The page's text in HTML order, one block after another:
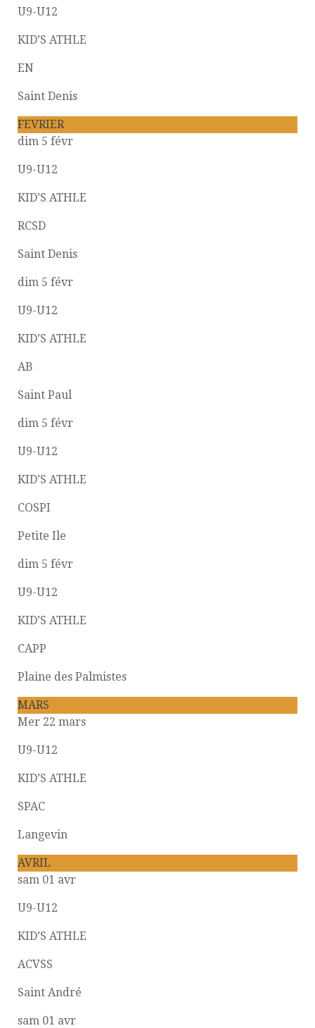
U9-U12
KID’S ATHLE
EN
Saint Denis
FEVRIER
dim 5 févr
U9-U12
KID’S ATHLE
RCSD
Saint Denis
dim 5 févr
U9-U12
KID’S ATHLE
AB
Saint Paul
dim 5 févr
U9-U12
KID’S ATHLE
COSPI
Petite Ile
dim 5 févr
U9-U12
KID’S ATHLE
CAPP
Plaine des Palmistes
MARS
Mer 22 mars
U9-U12
KID’S ATHLE
SPAC
Langevin
AVRIL
sam 01 avr
U9-U12
KID’S ATHLE
ACVSS
Saint André
sam 01 avr